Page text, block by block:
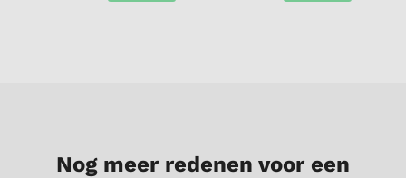
Nog meer redenen voor een